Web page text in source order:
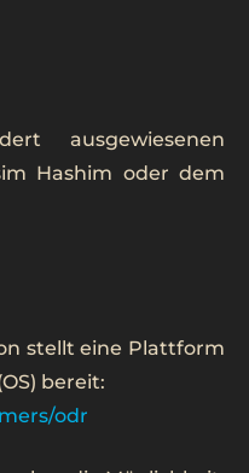
ausgewiesenen
Hashim oder dem
stellt eine Plattform
bereit:
odr